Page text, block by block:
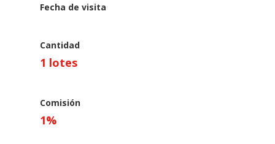
Fecha de visita
Cantidad
1 lotes
Comisión
1%